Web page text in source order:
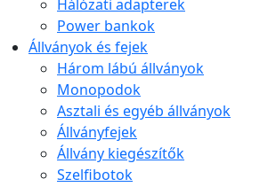
Hálózati adapterek
Power bankok
Állványok és fejek
Három lábú állványok
Monopodok
Asztali és egyéb állványok
Állványfejek
Állvány kiegészítők
Szelfibotok